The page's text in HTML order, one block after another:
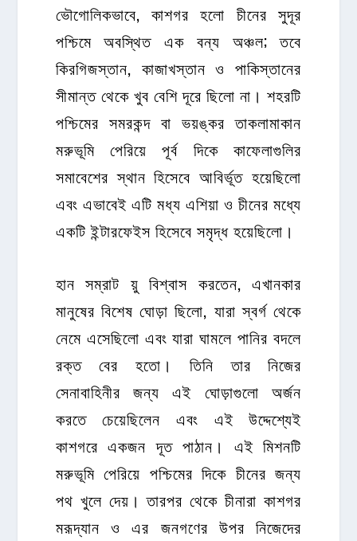
ভৌগোলিকভাবে, কাশগর হলো চীনের সুদূর
পশ্চিমে অবস্থিত এক বন্য অঞ্চল; তবে
কিরগিজস্তান, কাজাখস্তান ও পাকিস্তানের
সীমান্ত থেকে খুব বেশি দূরে ছিলো না। শহরটি
পশ্চিমের সমরকন্দ বা ভয়ঙ্কর তাকলামাকান
মরুভূমি পেরিয়ে পূর্ব দিকে কাফেলাগুলির
সমাবেশের স্থান হিসেবে আবির্ভূত হয়েছিলো
এবং এভাবেই এটি মধ্য এশিয়া ও চীনের মধ্যে
একটি ইন্টারফেইস হিসেবে সমৃদ্ধ হয়েছিলো।
হান সম্রাট য়ু বিশ্বাস করতেন, এখানকার
মানুষের বিশেষ ঘোড়া ছিলো, যারা স্বর্গ থেকে
নেমে এসেছিলো এবং যারা ঘামলে পানির বদলে
রক্ত বের হতো। তিনি তার নিজের
সেনাবাহিনীর জন্য এই ঘোড়াগুলো অর্জন
করতে চেয়েছিলেন এবং এই উদ্দেশ্যেই
কাশগরে একজন দূত পাঠান। এই মিশনটি
মরুভূমি পেরিয়ে পশ্চিমের দিকে চীনের জন্য
পথ খুলে দেয়। তারপর থেকে চীনারা কাশগর
মরূদ্যান ও এর জনগণের উপর নিজেদের